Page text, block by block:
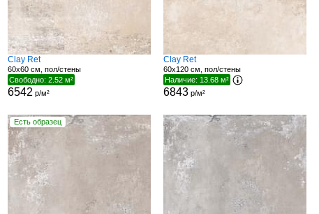
Clay Ret
60x60 см, пол/стены
Свободно: 2.52 м²
6542 р/м²
Clay Ret
60x120 см, пол/стены
Наличие: 13.68 м²
6843 р/м²
Есть образец